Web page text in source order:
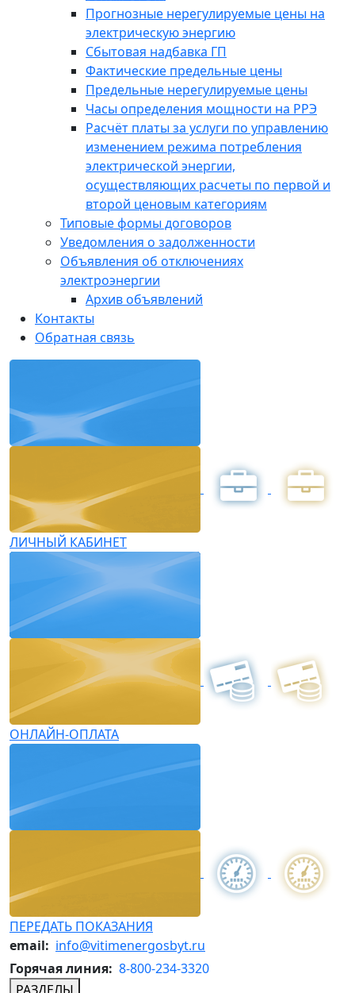
Прогнозные нерегулируемые цены на
электрическую энергию
Сбытовая надбавка ГП
Фактические предельные цены
Предельные нерегулируемые цены
Часы определения мощности на РРЭ
Расчёт платы за услуги по управлению
изменением режима потребления
электрической энергии,
осуществляющих расчеты по первой и
второй ценовым категориям
Типовые формы договоров
Уведомления о задолженности
Объявления об отключениях
электроэнергии
Архив объявлений
Контакты
Обратная связь
ЛИЧНЫЙ КАБИНЕТ
ОНЛАЙН-ОПЛАТА
ПЕРЕДАТЬ ПОКАЗАНИЯ
email: info@vitimenergosbyt.ru
Горячая линия: 8-800-234-3320